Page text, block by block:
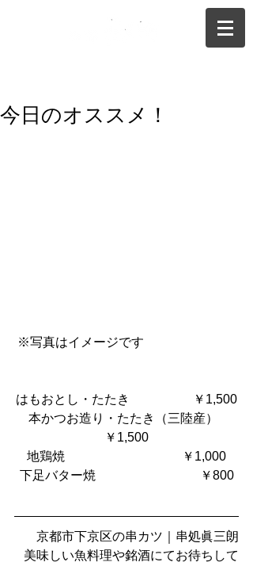
今日のオススメ！
※写真はイメージです
はもおとし・たたき                    ￥1,500
本かつお造り・たたき（三陸産）
￥1,500
地鶏焼                                     ￥1,000
下足バター焼　  　                       ￥800
京都市下京区の串カツ｜串処眞三朗
美味しい魚料理や銘酒にてお待ちして